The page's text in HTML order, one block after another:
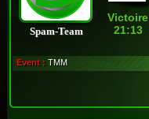
Spam-Team
Victoire
21:13
Event : TMM